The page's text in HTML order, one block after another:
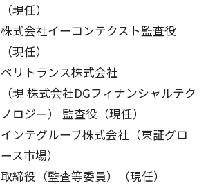
（現任）
株式会社イーコンテクスト監査役
（現任）
ベリトランス株式会社
（現 株式会社DGフィナンシャルテク
ノロジー） 監査役（現任）
インテグループ株式会社（東証グロ
ース市場）
取締役（監査等委員）（現任）